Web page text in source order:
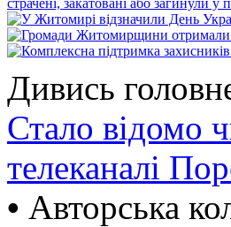
Дивись
Стало відомо
телеканалі
• Авторська